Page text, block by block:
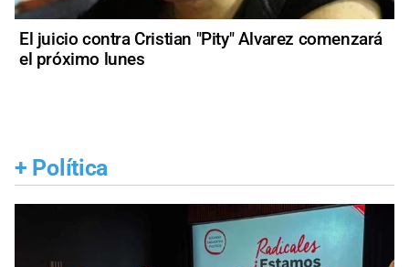
El juicio contra Cristian "Pity" Alvarez comenzará
el próximo lunes
+ Política